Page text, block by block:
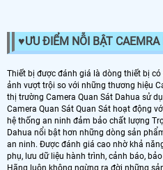
♥️ƯU ĐIỂM NỖI BẬT CAEMRA
Thiết bị được đánh giá là dòng thiết bị
ảnh vượt trội so với những thương hiệu
thị trường Camera Quan Sát Dahua sử
Camera Quan Sát Quan Sát hoạt động
hệ thống an ninh đảm bảo chất lượng
Dahua nổi bật hơn những dòng sản
an ninh. Được đánh giá cao nhờ khả
phụ, lưu dữ liệu hành trình, cảnh báo,
Hãng luôn không ngừng ra đời những